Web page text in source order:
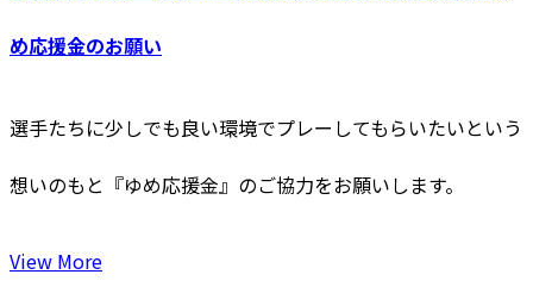
め応援金のお願い
選⼿たちに少しでも良い環境でプレーしてもらいたいという
想いのもと『ゆめ応援金』のご協⼒をお願いします。
View More